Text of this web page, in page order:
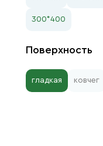
300*400
Поверхность
гладкая ковчег